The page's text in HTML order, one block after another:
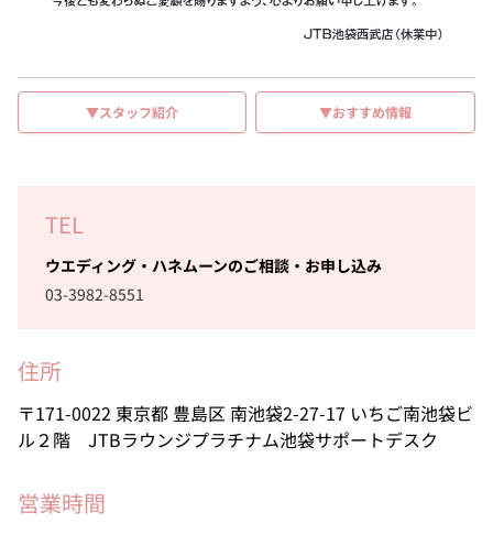
▼スタッフ紹介 ▼おすすめ情報
TEL
ウエディング・ハネムーンのご相談・お申し込み
03-3982-8551
住所
171-0022 東京都 豊島区 南池袋2-27-17 いちご南池袋ビ
ル２階 JTBラウンジプラチナム池袋サポートデスク
営業時間